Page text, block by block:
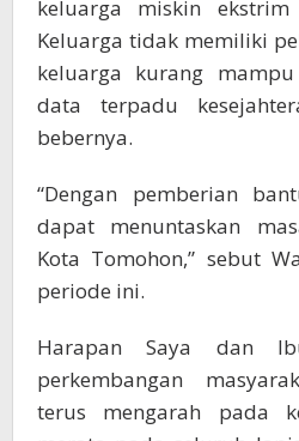
keluarga miskin
Keluarga tidak memiliki
keluarga kurang
data terpadu
bebernya.
“Dengan pemberian
dapat menuntaskan
Kota Tomohon,” sebut
periode ini.
Harapan Saya dan
perkembangan
terus mengarah pada